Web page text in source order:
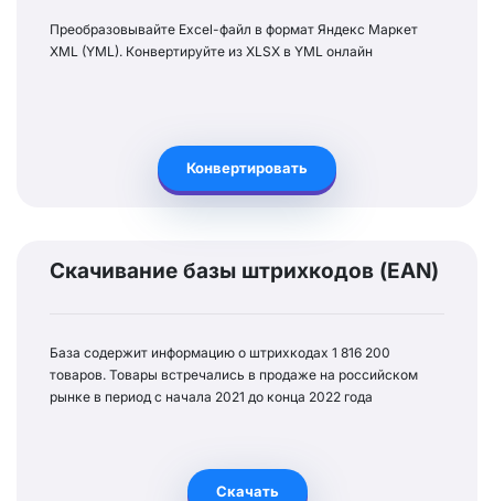
Преобразовывайте Excel-файл в формат Яндекс Маркет
XML (YML). Конвертируйте из XLSX в YML онлайн
Конвертировать
Скачивание базы штрихкодов (EAN)
База содержит информацию о штрихкодах 1 816 200
товаров. Товары встречались в продаже на российском
рынке в период с начала 2021 до конца 2022 года
Скачать